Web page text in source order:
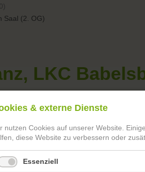
Saal (2. OG)
LKC
Saal (2. OG)
& externe Dienste
nutzen Cookies auf unserer Website.
diese Website zu verbessern oder
Essenziell